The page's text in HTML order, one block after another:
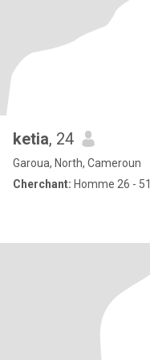
ketia, 24
Garoua, North, Cameroun
Cherchant: Homme 26 - 51